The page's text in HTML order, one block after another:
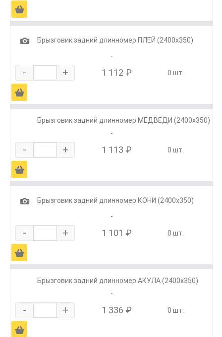
Ä
1
Брызговик задний длинномер ПЛЕЙ (2400х350)
-
- + 1 112 ₽ 0 шт.
Ä
Брызговик задний длинномер МЕДВЕДИ (2400х350)
-
- + 1 113 ₽ 0 шт.
Ä
1
Брызговик задний длинномер КОНИ (2400х350)
-
- + 1 101 ₽ 0 шт.
Ä
Брызговик задний длинномер АКУЛА (2400х350)
-
- + 1 336 ₽ 0 шт.
Ä